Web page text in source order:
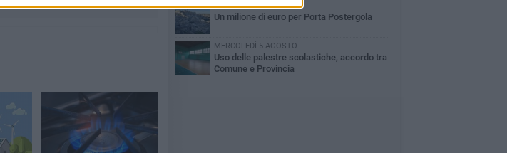
VENERDÌ 7 AGOSTO
Un milione di euro per Porta Postergola
MERCOLEDÌ 5 AGOSTO
Uso delle palestre scolastiche, accordo tra
Comune e Provincia